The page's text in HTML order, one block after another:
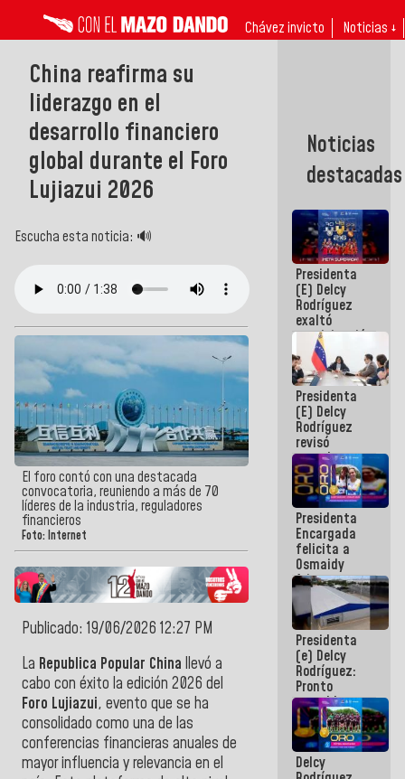
Chávez invicto Noticias ↓
China reafirma su
liderazgo en el
desarrollo financiero
global durante el Foro
Lujiazui 2026
Escucha esta noticia: 🔊
El foro contó con una destacada
convocatoria, reuniendo a más de 70
líderes de la industria, reguladores
financieros
Foto: Internet
Publicado: 19/06/2026 12:27 PM
La Republica Popular China llevó a
cabo con éxito la edición 2026 del
Foro Lujiazui, evento que se ha
consolidado como una de las
conferencias financieras anuales de
mayor influencia y relevancia en el
Noticias
destacadas
Presidenta
(E) Delcy
Rodríguez
exaltó
participación
de
Venezuela
en Juegos
Centroamericanos
y del Caribe
2026
Presidenta
(E) Delcy
Rodríguez
revisó
agenda
económica y
ejecución de
fondos de
emergencia
post-sismos
Presidenta
Encargada
felicita a
Osmaidy
Arias y
Giraly
Marcano por
hacer
historia en
los
Centroamericanos
Presidenta
(e) Delcy
Rodríguez:
Pronto
restableceremos
las
operaciones
en el
Aeropuerto
Delcy